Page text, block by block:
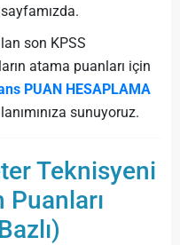
son KPSS
atama puanları için
PUAN HESAPLAMA
sunuyoruz.
Teknisyeni
Puanları